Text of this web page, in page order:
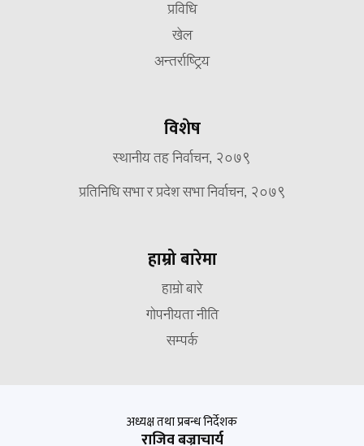
प्रविधि
खेल
अन्तर्राष्ट्रिय
विशेष
स्थानीय तह निर्वाचन, २०७९
प्रतिनिधि सभा र प्रदेश सभा निर्वाचन, २०७९
हाम्रो बारेमा
हाम्रो बारे
गोपनीयता नीति
सम्पर्क
अध्यक्ष तथा प्रबन्ध निर्देशक
राजिव बज्राचार्य